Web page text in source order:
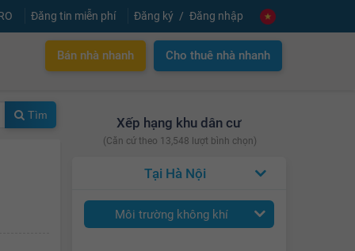
Đăng tin miễn phí Đăng ký Đăng nhập
Bán nhà nhanh Cho thuê nhà nhanh
Xếp hạng khu dân cư
(Căn cứ theo 13,548 lượt bình chọn)
Hà Nội
Môi trường không khí
Tìm